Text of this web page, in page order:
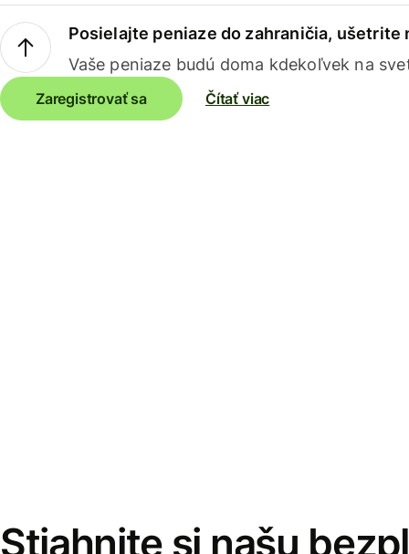
Posielajte peniaze do zahraničia, ušetrite
Vaše peniaze budú doma kdekoľvek na
Zaregistrovať sa Čítať viac
Stiahnite si našu